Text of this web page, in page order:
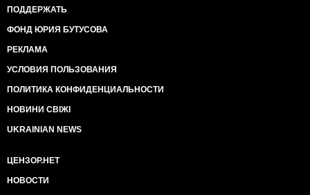
ПОДДЕРЖАТЬ
ФОНД ЮРИЯ БУТУСОВА
РЕКЛАМА
УСЛОВИЯ ПОЛЬЗОВАНИЯ
ПОЛИТИКА КОНФИДЕНЦИАЛЬНОСТИ
НОВИНИ СВІЖІ
UKRAINIAN NEWS
ЦЕНЗОР.НЕТ
НОВОСТИ